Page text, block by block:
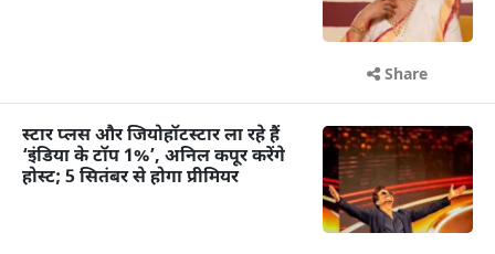
Share
स्टार प्लस और जियोहॉटस्टार ला रहे हैं
‘इंडिया के टॉप 1%’, अनिल कपूर करेंगे
होस्ट; 5 सितंबर से होगा प्रीमियर